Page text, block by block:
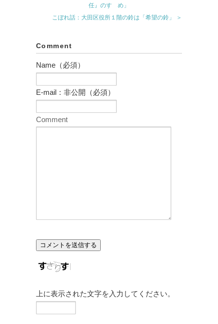
任』のすゝめ」
こぼれ話：大田区役所１階の鈴は「希望の鈴」 ＞
Comment
Name（必須）
E-mail：非公開（必須）
Comment
上に表示された文字を入力してください。